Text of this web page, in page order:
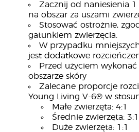
Zacznij od naniesienia
na obszar za uszami
Stosować ostrożnie,
gatunkiem zwierzęcia.
W przypadku
jest dodatkowe
Przed użyciem
obszarze skóry
Zalecane proporcje
Young Living V-6® w
Małe zwierzęta: 4:1
Średnie zwierzęta: 3:1
Duże zwierzęta: 1:1